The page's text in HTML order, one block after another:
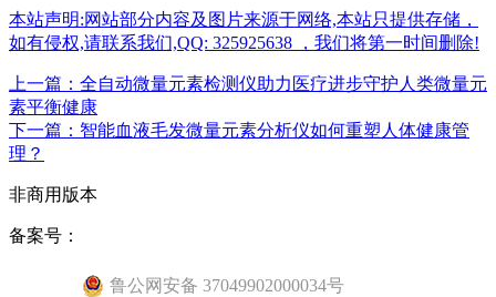
本站声明:网站部分内容及图片来源于网络,本站只提供存储，
如有侵权,请联系我们,QQ: 325925638 ，我们将第一时间删除!
上一篇：全自动微量元素检测仪助力医疗进步守护人类微量元
素平衡健康
下一篇：智能血液毛发微量元素分析仪如何重塑人体健康管
理？
非商用版本
备案号：
鲁公网安备 37049902000034号